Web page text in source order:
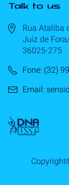
Talk to us
Rua Ataliba
Juiz de
36025-275
Fone: (32)
Email: